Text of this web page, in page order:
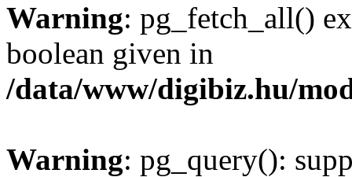
Warning: pg_fetch_all()
boolean given in
/data/www/digibiz.hu/
Warning: pg_query():